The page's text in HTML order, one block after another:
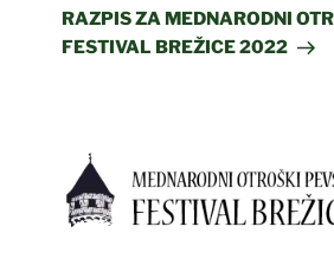
prispevek
RAZPIS ZA MEDNARODNI
FESTIVAL BREŽICE 2022